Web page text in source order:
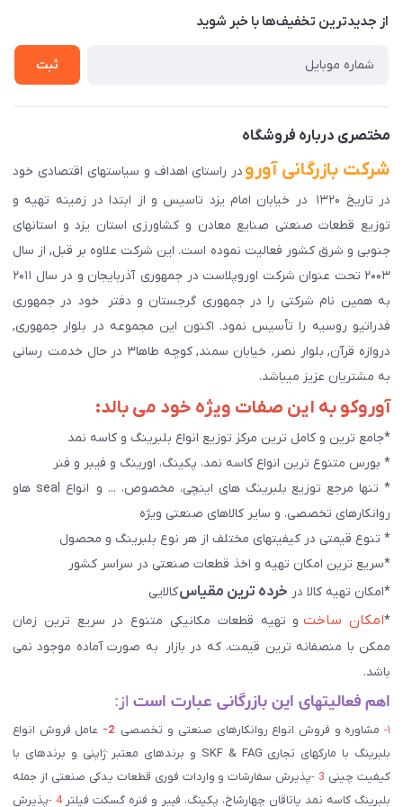
درباره ما
راهنمای ثبت سفارش
سوالات متداول
از جدید‌ترین تخفیف‌ها با‌ خبر شوید
ثبت
مختصری درباره فروشگاه
شرکت بازرگانی آورو در راستای اهداف و سیاستهای اقتصادی خود
در تاریخ ۱۳۲۰ در خیابان امام یزد تاسیس و از ابتدا در زمینه تهیه و
توزیع قطعات صنعتی صنایع معادن و کشاورزی استان یزد و استانهای
جنوبی و شرق کشور فعالیت نموده است. این شرکت علاوه بر قبل, از سال
۲۰۰۳ تحت عنوان شرکت اوروپلاست در جمهوری آذربایجان و در سال ۲۰۱۱
به همین نام شرکتی را در جمهوری گرجستان و دفتر خود در جمهوری
فدراتیو روسیه را تأسیس نمود. اکنون این مجموعه در بلوار جمهوری,
دروازه قرآن, بلوار نصر, خیابان سمند, کوچه طاها۳ در حال خدمت رسانی
به مشتریان عزیز میباشد.
آوروکو به این صفات ویژه خود می بالد:
*جامع ترین و کامل ترین مرکز توزیع انواع بلبرینگ و کاسه نمد
* بورس متنوع ترین انواع کاسه نمد، پکینگ، اورینگ و فیبر و فنر
* تنها مرجع توزیع بلبرینگ های اینچی، مخصوص، ... و انواع seal هاو
روانکارهای تخصصی. و سایر کالاهای صنعتی ويژه
* تنوع قیمتی در کیفیتهای مختلف از هر نوع بلبرینگ و محصول
*سریع ترین امکان تهیه و اخذ قطعات صنعتی در سراسر کشور
*امکان تهیه کالا در خرده ترین مقیاسکالایی
*امکان ساختو تهیه قطعات مکانیکی متنوع در سریع ترین زمان
ممکن با منصفانه ترین قیمت، که در بازار به صورت آماده موجود نمی
باشد.
اهم فعالیتهای این بازرگانی عبارت است از:
۱- مشاوره و فروش انواع روانکارهای صنعتی و تخصصی 2-
عامل فروش انواع
بلبرینگ با مارکهای تجاری SKF & FAG و برندهای معتبر ژاپنی و برندهای با
کیفیت چینی 3 - پذیرش سفارشات و واردات فوری قطعات یدکی صنعتی از جمله
بلبرینگ کاسه نمد یاتاقان چهارشاخ، پکینگ، فیبر و فنره گسکت فیلتر4 - پذیرش